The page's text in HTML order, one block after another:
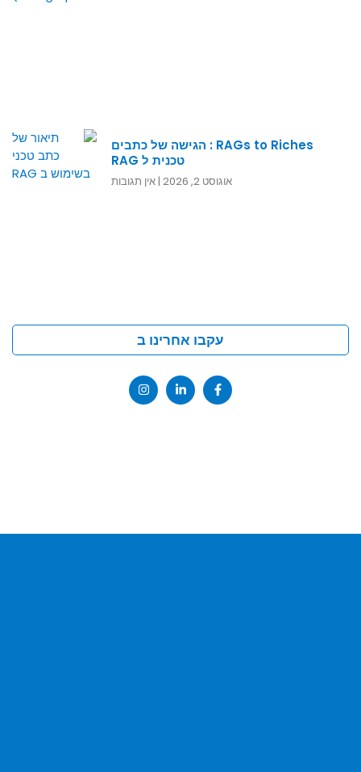
RAGs to Riches : הגישה של כתבים
טכנית ל RAG
אוגוסט 2, 2026 אין תגובות
עקבו אחרינו ב